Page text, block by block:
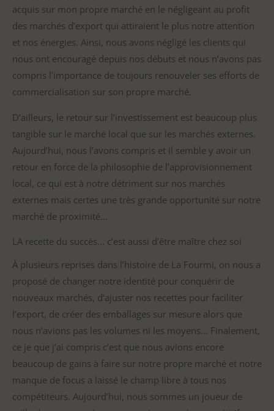
acquis sur mon propre marché en le négligeant au profit
des marchés d’export qui attiraient le plus notre attention
et nos énergies. Ainsi, nous avons négligé les clients qui
nous ont encouragé depuis nos débuts et nous n’avons pas
compris l’importance de toujours renouveler ses efforts de
commercialisation sur son propre marché.
D’ailleurs, le retour sur l’investissement est beaucoup plus
tangible sur le marché local que sur les marchés externes.
Aujourd’hui, nous l’avons compris et il semble y avoir un
retour en force de la philosophie de l’approvisionnement
local, ce qui est à notre détriment sur nos marchés
externes mais certes une très grande opportunité sur notre
marché de proximité…
LA recette du succès… c’est aussi d’être maître chez soi
À plusieurs reprises dans l’histoire de La Fourmi, on nous a
proposé de changer notre identité pour conquérir de
nouveaux marchés, d’ajuster nos recettes pour faciliter
l’export, de créer des emballages sur mesure alors que
nous n’avions pas les volumes ni les moyens… Finalement,
ce je que j’ai compris c’est que nous avions encore
beaucoup de gains à faire sur notre propre marché et notre
manque de focus a laissé le champ libre à tous nos
compétiteurs. Aujourd’hui, nous sommes un joueur de